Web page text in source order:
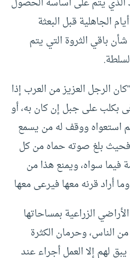
الجاهلية قبل البعثة
باقي الثروة التي يتم
الرجل العزيز من العرب إذا
بكلب على جبل إن كان به، أو
استعواه ووقف له من يسمع
فحيث بلغ صوته حماه من كل
فيما سواه، ويمنع هذا من
أراد قرنه معها فيرعى معها
الزراعية بمساحاتها
الناس، وحرمان الكثرة
يبق لهم إلا العمل أجراء عند